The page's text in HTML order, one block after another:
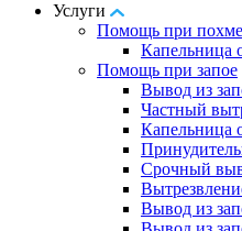
Услуги
Помощь при
Капельница
Помощь при запое
Вывод из
Частный
Капельница
Срочный
Вывод из